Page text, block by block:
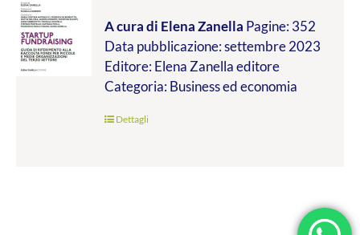
prezzo:
da
€24.99
a
A cura di Elena Zanella Pagine: 352
Data pubblicazione: settembre 2023
Editore: Elena Zanella editore
Categoria: Business ed economia
Dettagli